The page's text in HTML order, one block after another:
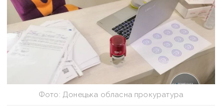
Фото: Донецька обласна прокуратура